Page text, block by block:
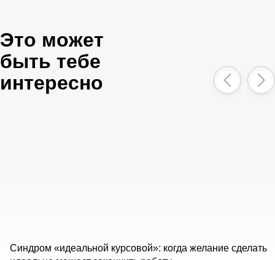
Это может
быть тебе
интересно
Синдром «идеальной курсовой»: когда желание сделать